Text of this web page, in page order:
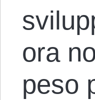
ora
peso